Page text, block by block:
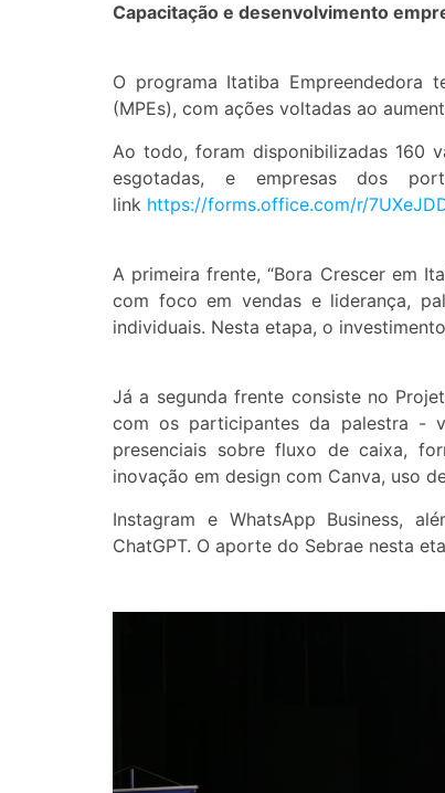
Capacitação e desenvolvimento
O programa Itatiba Empreendedora
(MPEs), com ações voltadas ao
Ao todo, foram disponibilizadas 160
esgotadas, e empresas dos
link https://forms.office.com/r/
A primeira frente, “Bora Crescer em
com foco em vendas e liderança,
individuais. Nesta etapa, o
Já a segunda frente consiste no
com os participantes da palestra -
presenciais sobre fluxo de caixa,
inovação em design com Canva, uso
Instagram e WhatsApp Business,
ChatGPT. O aporte do Sebrae nesta